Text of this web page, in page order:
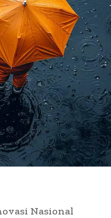
Nasional